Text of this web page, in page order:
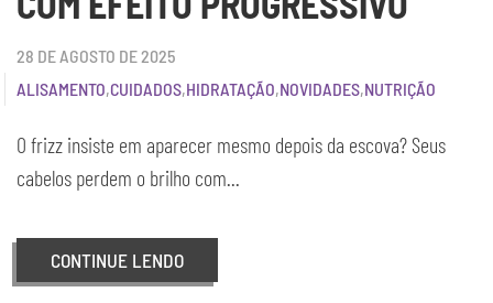
28 DE AGOSTO DE 2025
ALISAMENTO,CUIDADOS,HIDRATAÇÃO,NOVIDADES,NUTRIÇÃO
O frizz insiste em aparecer mesmo depois da escova? Seus
cabelos perdem o brilho com...
CONTINUE LENDO